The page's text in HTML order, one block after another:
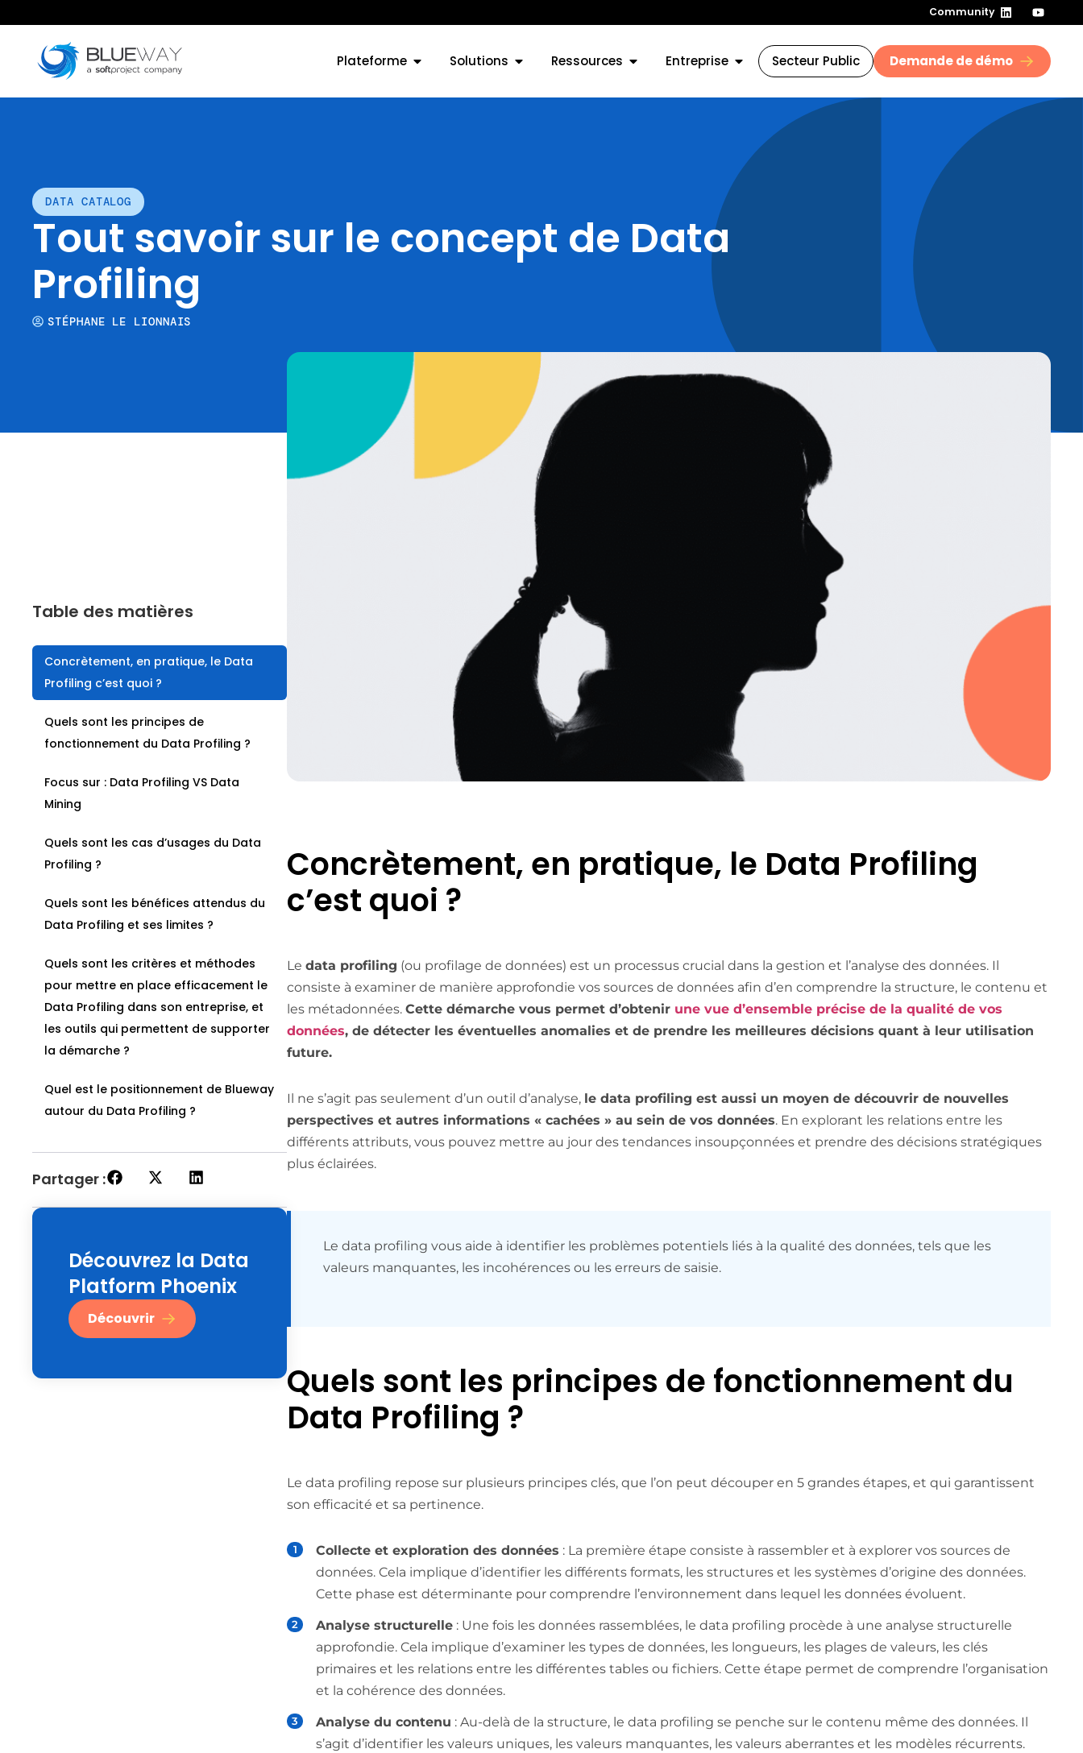
Community
Plateforme Solutions Ressources Entreprise Secteur Public Demande de démo
DATA CATALOG
Tout savoir sur le concept de Data
Profiling
STÉPHANE LE LIONNAIS
Table des matières
Concrètement, en pratique, le Data
Profiling c’est quoi ?
Quels sont les principes de
fonctionnement du Data Profiling ?
Focus sur : Data Profiling VS Data
Mining
Quels sont les cas d’usages du Data
Profiling ?
Quels sont les bénéfices attendus du
Data Profiling et ses limites ?
Quels sont les critères et méthodes
pour mettre en place efficacement le
Data Profiling dans son entreprise, et
les outils qui permettent de supporter
la démarche ?
Quel est le positionnement de Blueway
autour du Data Profiling ?
Partager :
Découvrez la Data
Platform Phoenix
Découvrir
Concrètement, en pratique, le Data Profiling
c’est quoi ?
Ledata profiling (ou profilage de données) est un processus crucial dans la gestion et l’analyse des données. Il
consiste à examiner de manière approfondie vos sources de données afin d’en comprendre la structure, le contenu et
les métadonnées.Cette démarche vous permet d’obtenir une vue d’ensemble précise de la qualité de vos
données, de détecter les éventuelles anomalies et de prendre les meilleures décisions quant à leur utilisation
future.
Il ne s’agit pas seulement d’un outil d’analyse, le data profiling est aussi un moyen de découvrir de nouvelles
perspectives et autres informations « cachées » au sein de vos données. En explorant les relations entre les
différents attributs, vous pouvez mettre au jour des tendances insoupçonnées et prendre des décisions stratégiques
plus éclairées.
Le data profiling vous aide à identifier les problèmes potentiels liés à la qualité des données, tels que les
valeurs manquantes, les incohérences ou les erreurs de saisie.
Quels sont les principes de fonctionnement du
Data Profiling ?
Le data profiling repose sur plusieurs principes clés, que l’on peut découper en 5 grandes étapes, et qui garantissent
son efficacité et sa pertinence.
Collecte et exploration des données : La première étape consiste à rassembler et à explorer vos sources de
données. Cela implique d’identifier les différents formats, les structures et les systèmes d’origine des données.
Cette phase est déterminante pour comprendre l’environnement dans lequel les données évoluent.
Analyse structurelle : Une fois les données rassemblées, le data profiling procède à une analyse structurelle
approfondie. Cela implique d’examiner les types de données, les longueurs, les plages de valeurs, les clés
primaires et les relations entre les différentes tables ou fichiers. Cette étape permet de comprendre l’organisation
et la cohérence des données.
Analyse du contenu : Au-delà de la structure, le data profiling se penche sur le contenu même des données. Il
s’agit d’identifier les valeurs uniques, les valeurs manquantes, les valeurs aberrantes et les modèles récurrents.